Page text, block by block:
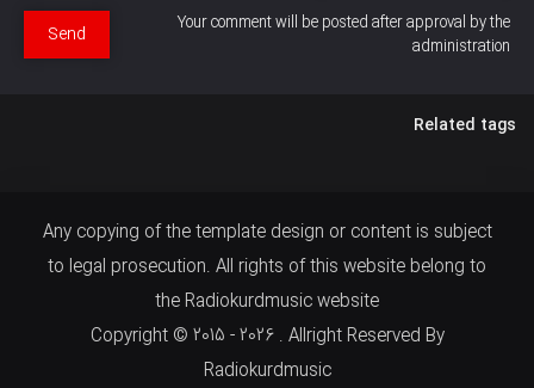
Your comment will be posted after approval by the
administration
Send
Related tags
Any copying of the template design or content is subject
to legal prosecution. All rights of this website belong to
the Radiokurdmusic website
Copyright © 2015 - 2026 . Allright Reserved By
Radiokurdmusic